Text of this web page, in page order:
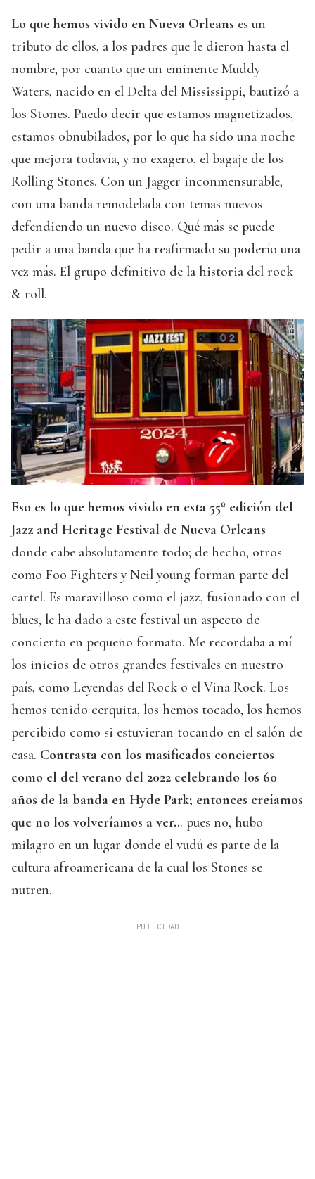
Lo que hemos vivido en Nueva Orleans es un
tributo de ellos, a los padres que le dieron hasta el
nombre, por cuanto que un eminente Muddy
Waters, nacido en el Delta del Mississippi, bautizó a
los Stones. Puedo decir que estamos magnetizados,
estamos obnubilados, por lo que ha sido una noche
que mejora todavía, y no exagero, el bagaje de los
Rolling Stones. Con un Jagger inconmensurable,
con una banda remodelada con temas nuevos
defendiendo un nuevo disco. Qué más se puede
pedir a una banda que ha reafirmado su poderío una
vez más. El grupo definitivo de la historia del rock
& roll.
Eso es lo que hemos vivido en esta 55º edición del
Jazz and Heritage Festival de Nueva Orleans
donde cabe absolutamente todo; de hecho, otros
como Foo Fighters y Neil young forman parte del
cartel. Es maravilloso como el jazz, fusionado con el
blues, le ha dado a este festival un aspecto de
concierto en pequeño formato. Me recordaba a mí
los inicios de otros grandes festivales en nuestro
país, como Leyendas del Rock o el Viña Rock. Los
hemos tenido cerquita, los hemos tocado, los hemos
percibido como si estuvieran tocando en el salón de
casa. Contrasta con los masificados conciertos
como el del verano del 2022 celebrando los 60
años de la banda en Hyde Park; entonces creíamos
que no los volveríamos a ver... pues no, hubo
milagro en un lugar donde el vudú es parte de la
cultura afroamericana de la cual los Stones se
nutren.